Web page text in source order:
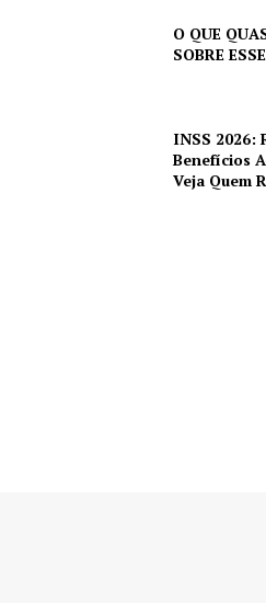
O QUE
SOBRE
INSS 2026:
Benefícios
Veja Quem